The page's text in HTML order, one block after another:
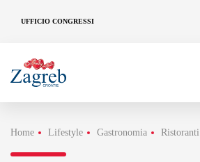
UFFICIO CONGRESSI
Home Lifestyle Gastronomia Ristoranti